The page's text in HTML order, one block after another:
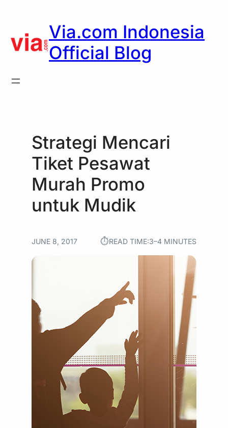
content
Via.com Indonesia
Official Blog
Strategi Mencari
Tiket Pesawat
Murah Promo
untuk Mudik
JUNE 8, 2017 ⏱︎READ TIME:3–4 MINUTES